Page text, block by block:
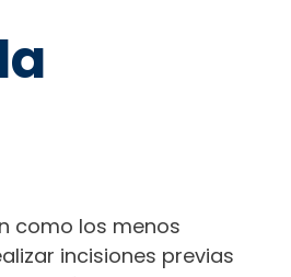
como los menos
incisiones previas